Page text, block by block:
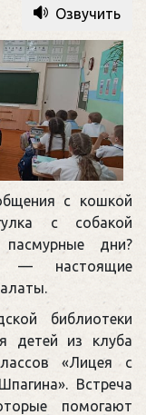
Озвучить
с кошкой
с собакой
дни?
— настоящие
библиотеки
детей из клуба
«Лицея с
Встреча
помогают